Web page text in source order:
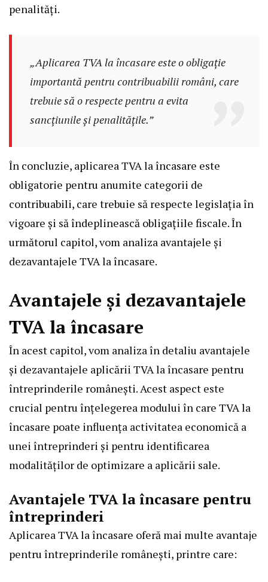
penalități.
„Aplicarea TVA la încasare este o obligație
importantă pentru contribuabilii români, care
trebuie să o respecte pentru a evita
sancțiunile și penalitățile.”
În concluzie, aplicarea TVA la încasare este
obligatorie pentru anumite categorii de
contribuabili, care trebuie să respecte legislația în
vigoare și să îndeplinească obligațiile fiscale. În
următorul capitol, vom analiza avantajele și
dezavantajele TVA la încasare.
Avantajele și dezavantajele
TVA la încasare
În acest capitol, vom analiza în detaliu avantajele
și dezavantajele aplicării TVA la încasare pentru
întreprinderile românești. Acest aspect este
crucial pentru înțelegerea modului în care TVA la
încasare poate influența activitatea economică a
unei întreprinderi și pentru identificarea
modalităților de optimizare a aplicării sale.
Avantajele TVA la încasare pentru
întreprinderi
Aplicarea TVA la încasare oferă mai multe avantaje
pentru întreprinderile românești, printre care: